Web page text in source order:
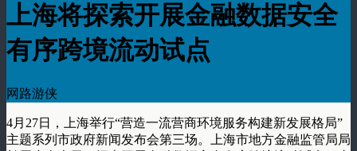
上海将探索开展金融数据安全
有序跨境流动试点
网路游侠
4月27日，上海举行“营造一流营商环境服务构建新发展格局”
主题系列市政府新闻发布会第三场。上海市地方金融监管局局